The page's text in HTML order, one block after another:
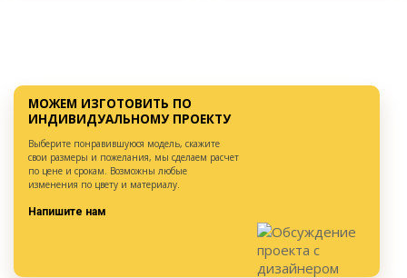
МОЖЕМ ИЗГОТОВИТЬ ПО
ИНДИВИДУАЛЬНОМУ ПРОЕКТУ
Выберите понравившуюся модель, скажите
свои размеры и пожелания, мы сделаем расчет
по цене и срокам. Возможны любые
изменения по цвету и материалу.
Напишите нам